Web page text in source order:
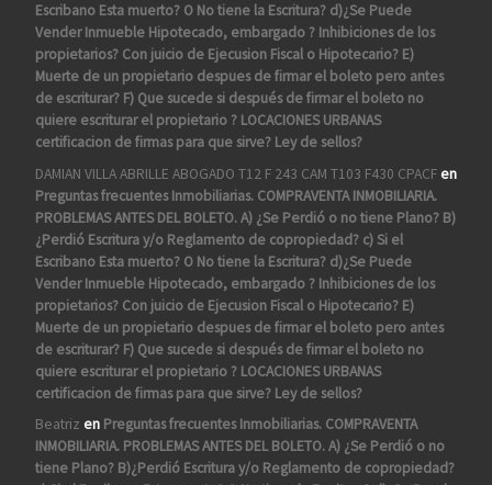
Escribano Esta muerto? O No tiene la Escritura? d)¿Se Puede
Vender Inmueble Hipotecado, embargado ? Inhibiciones de los
propietarios? Con juicio de Ejecusion Fiscal o Hipotecario? E)
Muerte de un propietario despues de firmar el boleto pero antes
de escriturar? F) Que sucede si después de firmar el boleto no
quiere escriturar el propietario ? LOCACIONES URBANAS
certificacion de firmas para que sirve? Ley de sellos?
DAMIAN VILLA ABRILLE ABOGADO T12 F 243 CAM T103 F430 CPACFen
Preguntas frecuentes Inmobiliarias. COMPRAVENTA INMOBILIARIA.
PROBLEMAS ANTES DEL BOLETO. A) ¿Se Perdió o no tiene Plano? B)
¿Perdió Escritura y/o Reglamento de copropiedad? c) Si el
Escribano Esta muerto? O No tiene la Escritura? d)¿Se Puede
Vender Inmueble Hipotecado, embargado ? Inhibiciones de los
propietarios? Con juicio de Ejecusion Fiscal o Hipotecario? E)
Muerte de un propietario despues de firmar el boleto pero antes
de escriturar? F) Que sucede si después de firmar el boleto no
quiere escriturar el propietario ? LOCACIONES URBANAS
certificacion de firmas para que sirve? Ley de sellos?
Beatriz en Preguntas frecuentes Inmobiliarias. COMPRAVENTA
INMOBILIARIA. PROBLEMAS ANTES DEL BOLETO. A) ¿Se Perdió o no
tiene Plano? B)¿Perdió Escritura y/o Reglamento de copropiedad?